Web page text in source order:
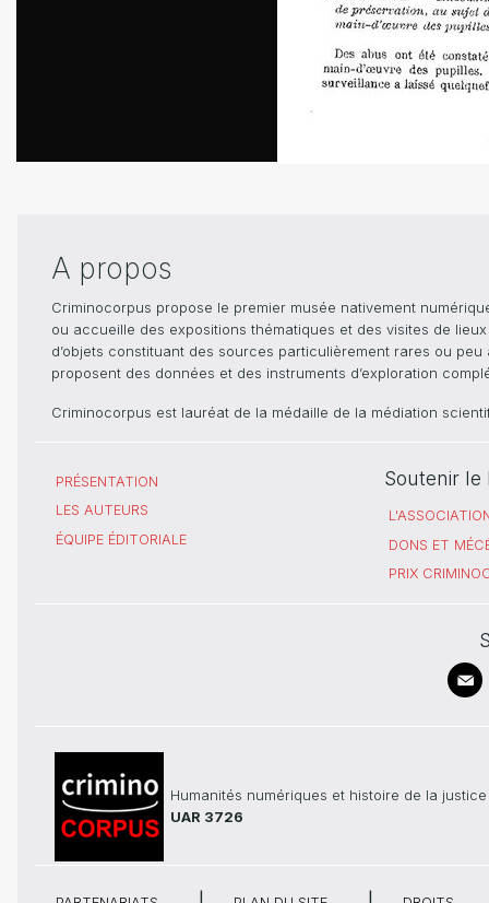
A propos
Criminocorpus propose le premier musée nativement
ou accueille des expositions thématiques et des visites de
d’objets constituant des sources particulièrement rares ou
proposent des données et des instruments d’exploration
Criminocorpus est lauréat de la médaille de la médiation
PRÉSENTATION
LES AUTEURS
ÉQUIPE ÉDITORIALE
Soutenir le
DONS ET
PRIX
Humanités numériques et histoire de la justice
UAR 3726